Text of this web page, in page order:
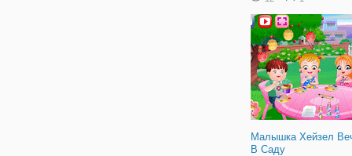
Ведь одно из главных
жизни девушки должно
запоминающимся.
Малышка Хейзел
В Саду